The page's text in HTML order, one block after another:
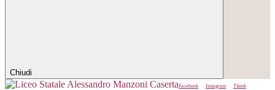
Chiudi
Facebook Instagram
Tiktok